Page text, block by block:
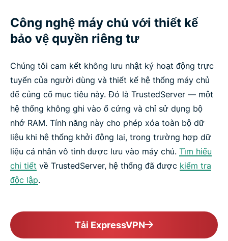
Công nghệ máy chủ với thiết kế
bảo vệ quyền riêng tư
Chúng tôi cam kết không lưu nhật ký hoạt động trực
tuyến của người dùng và thiết kế hệ thống máy chủ
để củng cố mục tiêu này. Đó là TrustedServer — một
hệ thống không ghi vào ổ cứng và chỉ sử dụng bộ
nhớ RAM. Tính năng này cho phép xóa toàn bộ dữ
liệu khi hệ thống khởi động lại, trong trường hợp dữ
liệu cá nhân vô tình được lưu vào máy chủ. Tìm hiểu
chi tiết về TrustedServer, hệ thống đã được kiểm tra
độc lập.
Tải ExpressVPN